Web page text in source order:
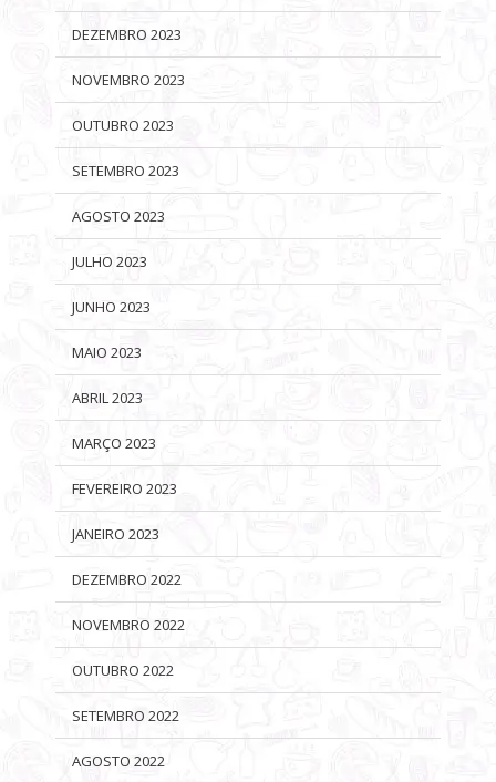
DEZEMBRO 2023
NOVEMBRO 2023
OUTUBRO 2023
SETEMBRO 2023
AGOSTO 2023
JULHO 2023
JUNHO 2023
MAIO 2023
ABRIL 2023
MARÇO 2023
FEVEREIRO 2023
JANEIRO 2023
DEZEMBRO 2022
NOVEMBRO 2022
OUTUBRO 2022
SETEMBRO 2022
AGOSTO 2022